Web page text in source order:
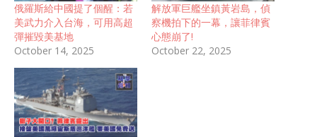
俄羅斯給中國提了個醒：若
美武力介入台海，可用高超
彈摧毀美基地
October 14, 2025
解放軍巨艦坐鎮黃岩島，偵
察機拍下的一幕，讓菲律賓
心態崩了!
October 22, 2025